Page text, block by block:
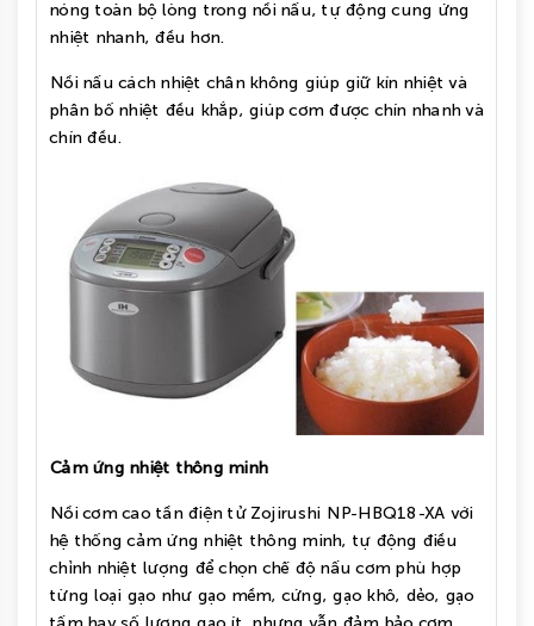
nóng toàn bộ lòng trong nồi nấu, tự động cung ứng
nhiệt nhanh, đều hơn.
Nồi nấu cách nhiệt chân không giúp giữ kín nhiệt và
phân bố nhiệt đều khắp, giúp cơm được chín nhanh và
chín đều.
Cảm ứng nhiệt thông minh
Nồi cơm cao tần điện tử Zojirushi NP-HBQ18-XA với
hệ thống cảm ứng nhiệt thông minh, tự động điều
chỉnh nhiệt lượng để chọn chế độ nấu cơm phù hợp
từng loại gạo như gạo mềm, cứng, gạo khô, dẻo, gạo
tấm hay số lượng gạo ít, nhưng vẫn đảm bảo cơm